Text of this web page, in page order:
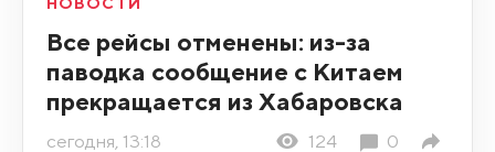
Все рейсы отменены: из-за
паводка сообщение с Китаем
прекращается из Хабаровска
сегодня, 13:18 124 0